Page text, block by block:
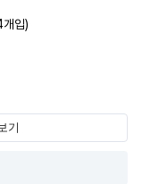
입)
기